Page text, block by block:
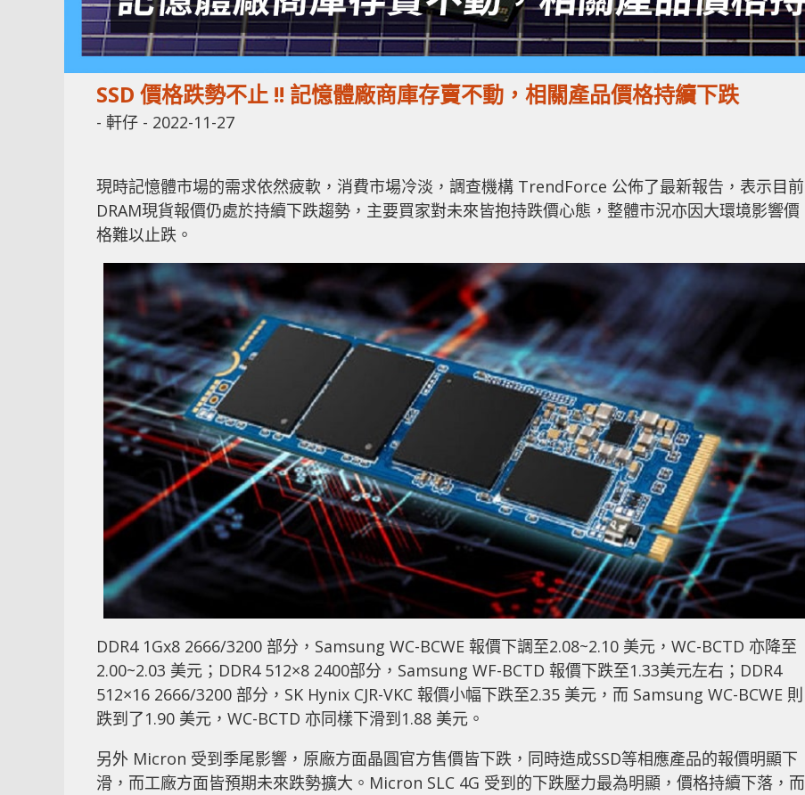
SSD 價格跌勢不止 !! 記憶體廠商庫存賣不動，相關產品價格持續下跌
- 軒仔 - 2022-11-27
現時記憶體市場的需求依然疲軟，消費市場冷淡，調查機構 TrendForce 公佈了最新報告，表示目前
DRAM現貨報價仍處於持續下跌趨勢，主要買家對未來皆抱持跌價心態，整體市況亦因大環境影響價
格難以止跌。
DDR4 1Gx8 2666/3200 部分，Samsung WC-BCWE 報價下調至2.08~2.10 美元，WC-BCTD 亦降至
2.00~2.03 美元；DDR4 512×8 2400部分，Samsung WF-BCTD 報價下跌至1.33美元左右；DDR4
512×16 2666/3200 部分，SK Hynix CJR-VKC 報價小幅下跌至2.35 美元，而 Samsung WC-BCWE 則
跌到了1.90 美元，WC-BCTD 亦同樣下滑到1.88 美元。
另外 Micron 受到季尾影響，原廠方面晶圓官方售價皆下跌，同時造成SSD等相應產品的報價明顯下
滑，而工廠方面皆預期未來跌勢擴大。Micron SLC 4G 受到的下跌壓力最為明顯，價格持續下落，而